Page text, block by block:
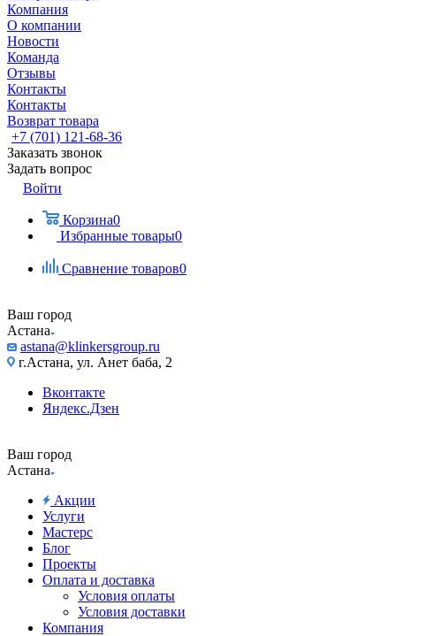
Компания
О компании
Новости
Команда
Отзывы
Контакты
Контакты
Возврат товара
+7 (701) 121-68-36
Заказать звонок
Задать вопрос
Войти
Корзина0
Избранные товары0
Сравнение товаров0
Ваш город
Астана
astana@klinkersgroup.ru
г.Астана, ул. Анет баба, 2
Вконтакте
Яндекс.Дзен
Ваш город
Астана
Акции
Услуги
Мастерс
Блог
Проекты
Оплата и доставка
Условия оплаты
Условия доставки
Компания